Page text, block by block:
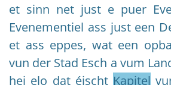
et sinn net just e puer
Evenementiel ass just een
et ass eppes, wat een
vun der Stad Esch a vum
hei elo dat éischt Kapitel